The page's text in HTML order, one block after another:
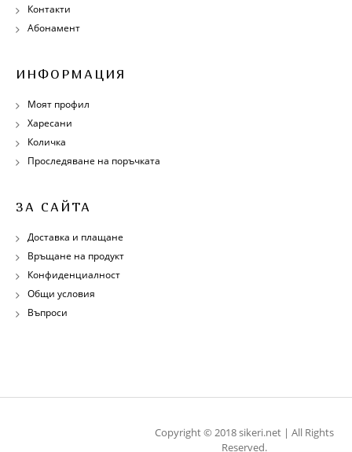
Контакти
Абонамент
ИНФОРМАЦИЯ
Моят профил
Харесани
Количка
Проследяване на поръчката
ЗА САЙТА
Доставка и плащане
Връщане на продукт
Конфиденциалност
Общи условия
Въпроси
Copyright © 2018 sikeri.net | All Rights
Reserved.